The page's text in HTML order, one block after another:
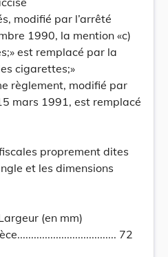
modifié par l’arrêté
1990, la mention «c)
est remplacé par la
cigarettes;»
règlement, modifié par
mars 1991, est remplacé
proprement dites
et les dimensions
(en mm)
72